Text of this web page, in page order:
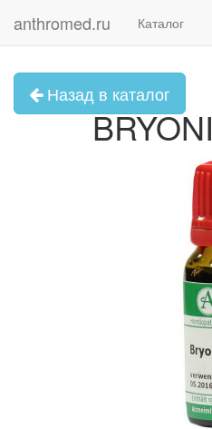
anthromed.ru Каталог
Назад в каталог